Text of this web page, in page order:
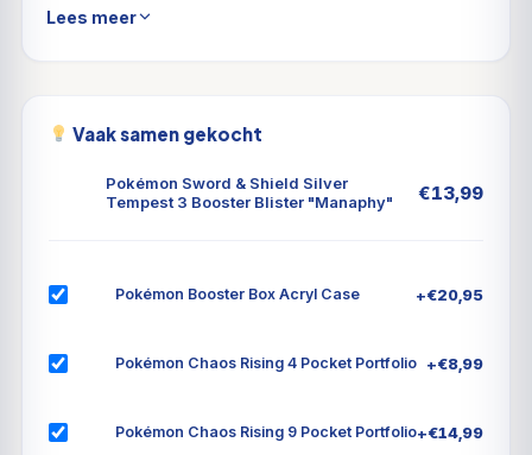
Alolan Vulpix VSTAR wordt het onbekende gebied
Regidrago VSTAR uit hun sluimer ontwaken. Ontdek
zet koers naar het avontuur met de Pokémon TCG:
Lees meer
Vaak samen gekocht
Pokémon Sword & Shield Silver
Tempest 3 Booster Blister "Manaphy"
€13,99
Pokémon Booster Box Acryl Case +€20,95
Pokémon Chaos Rising 4 Pocket Portfolio +€8,99
Pokémon Chaos Rising 9 Pocket Portfolio+€14,99